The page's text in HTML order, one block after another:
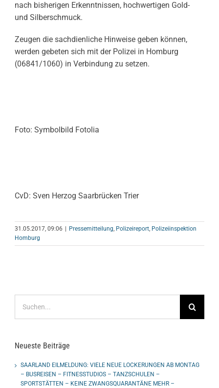
nach bisherigen Erkenntnissen, hochwertigen Gold-
und Silberschmuck.
Zeugen die sachdienliche Hinweise geben können,
werden gebeten sich mit der Polizei in Homburg
(06841/1060) in Verbindung zu setzen.
Foto: Symbolbild Fotolia
CvD: Sven Herzog Saarbrücken Trier
31.05.2017, 09:06 Pressemitteilung, Polizeireport, Polizeiinspektion
Homburg
nach:
Neueste Beiträge
SAARLAND EILMELDUNG: VIELE NEUE LOCKERUNGEN AB MONTAG
– BUSREISEN – FITNESSTUDIOS – TANZSCHULEN –
SPORTSTÄTTEN – KEINE ZWANGSQUARANTÄNE MEHR –